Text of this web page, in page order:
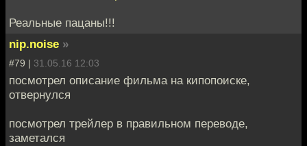
Реальные пацаны!!!
nip.noise »
#79 | 31.05.16 12:03
посмотрел описание фильма на кипопоиске,
отвернулся
посмотрел трейлер в правильном переводе,
заметался